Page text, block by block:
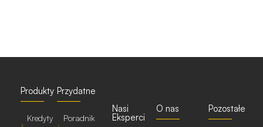
Produkty
Kredyty
Przydatne
Poradnik
Nasi
Eksperci
O nas Pozostałe